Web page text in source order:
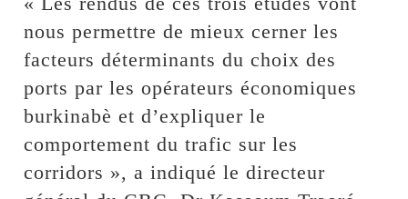
nous permettre de mieux cerner les
facteurs déterminants du choix des
ports par les opérateurs économiques
burkinabè et d’expliquer le
comportement du trafic sur les
corridors », a indiqué le directeur